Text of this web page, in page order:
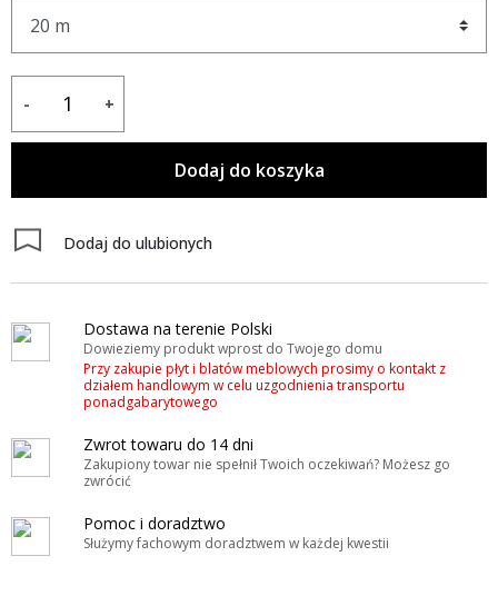
- +
Dodaj do koszyka
Dodaj do ulubionych
Dostawa na terenie Polski
Dowieziemy produkt wprost do Twojego domu
Przy zakupie płyt i blatów meblowych prosimy o kontakt z
działem handlowym w celu uzgodnienia transportu
ponadgabarytowego
Zwrot towaru do 14 dni
Zakupiony towar nie spełnił Twoich oczekiwań? Możesz go
zwrócić
Pomoc i doradztwo
Służymy fachowym doradztwem w każdej kwestii